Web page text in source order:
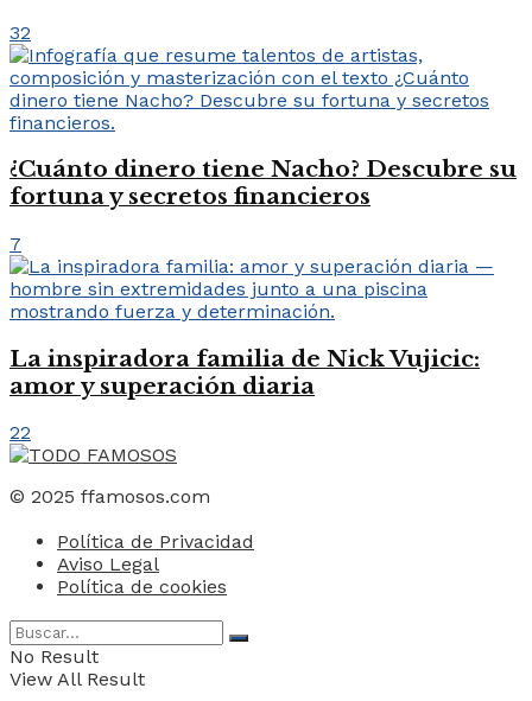
32
¿Cuánto dinero tiene Nacho? Descubre su
fortuna y secretos financieros
7
La inspiradora familia de Nick Vujicic:
amor y superación diaria
22
© 2025 ffamosos.com
Política de Privacidad
Aviso Legal
Política de cookies
No Result
View All Result